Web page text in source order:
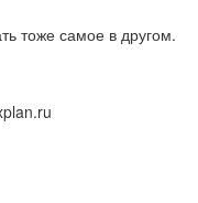
тоже самое в другом.